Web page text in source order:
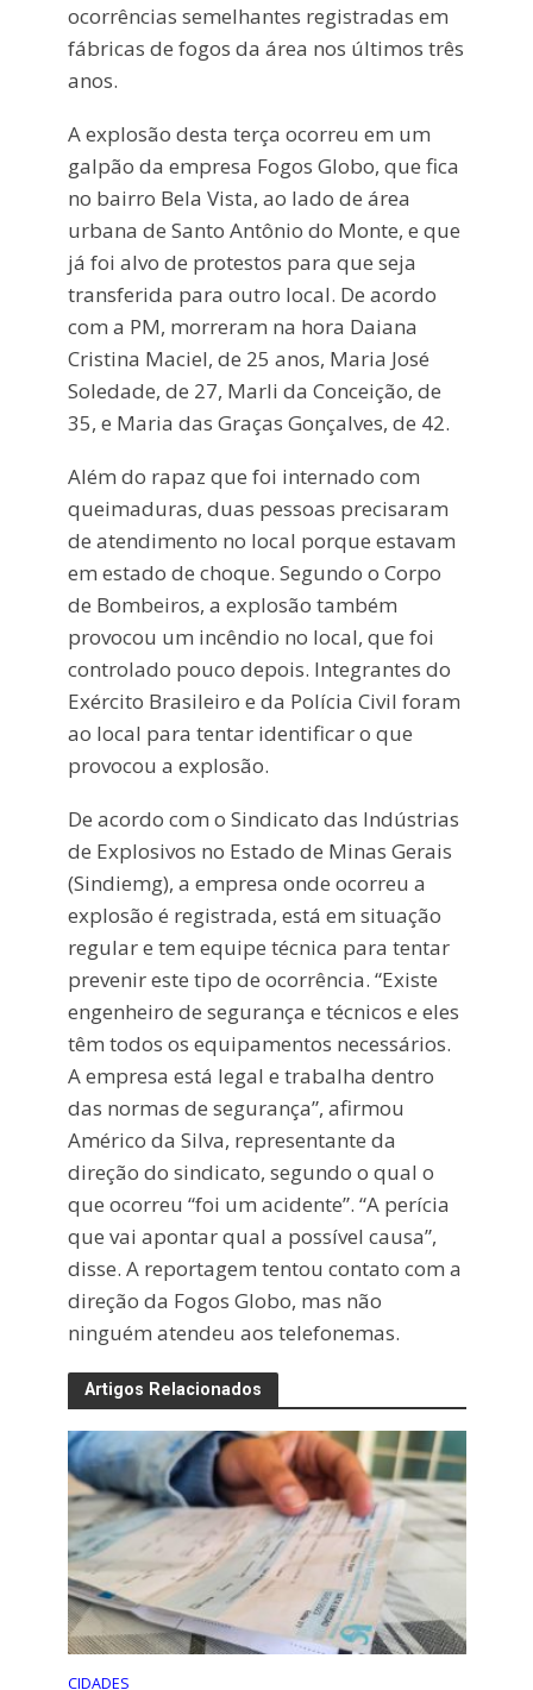
ocorrências semelhantes registradas em
fábricas de fogos da área nos últimos três
anos.
A explosão desta terça ocorreu em um
galpão da empresa Fogos Globo, que fica
no bairro Bela Vista, ao lado de área
urbana de Santo Antônio do Monte, e que
já foi alvo de protestos para que seja
transferida para outro local. De acordo
com a PM, morreram na hora Daiana
Cristina Maciel, de 25 anos, Maria José
Soledade, de 27, Marli da Conceição, de
35, e Maria das Graças Gonçalves, de 42.
Além do rapaz que foi internado com
queimaduras, duas pessoas precisaram
de atendimento no local porque estavam
em estado de choque. Segundo o Corpo
de Bombeiros, a explosão também
provocou um incêndio no local, que foi
controlado pouco depois. Integrantes do
Exército Brasileiro e da Polícia Civil foram
ao local para tentar identificar o que
provocou a explosão.
De acordo com o Sindicato das Indústrias
de Explosivos no Estado de Minas Gerais
(Sindiemg), a empresa onde ocorreu a
explosão é registrada, está em situação
regular e tem equipe técnica para tentar
prevenir este tipo de ocorrência. “Existe
engenheiro de segurança e técnicos e eles
têm todos os equipamentos necessários.
A empresa está legal e trabalha dentro
das normas de segurança”, afirmou
Américo da Silva, representante da
direção do sindicato, segundo o qual o
que ocorreu “foi um acidente”. “A perícia
que vai apontar qual a possível causa”,
disse. A reportagem tentou contato com a
direção da Fogos Globo, mas não
ninguém atendeu aos telefonemas.
Artigos Relacionados
CIDADES